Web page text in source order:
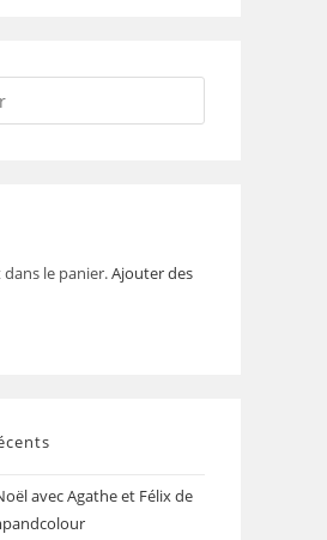
le panier.Ajouter des
avec Agathe et Félix de